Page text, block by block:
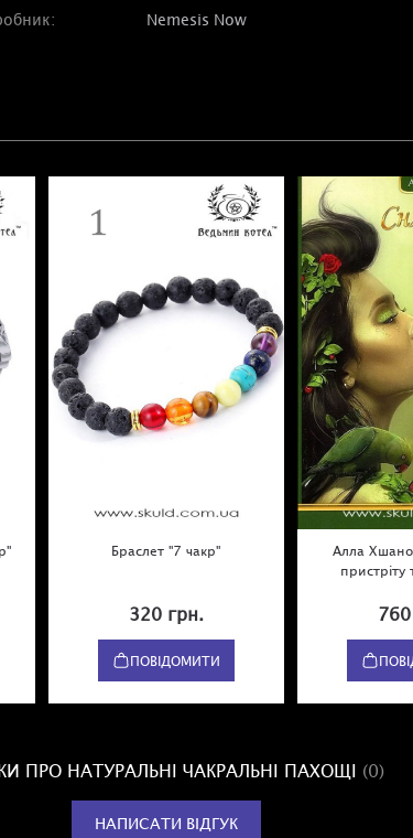
Nemesis Now
Браслет "7 чакр"
320 грн.
ПОВІДОМИТИ
Алла
пристріту
ПРО НАТУРАЛЬНІ ЧАКРАЛЬНІ ПАХОЩІ (0)
НАПИСАТИ ВІДГУК